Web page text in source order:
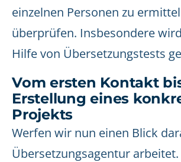
einzelnen Personen zu
überprüfen. Insbesondere
Hilfe von Übersetzungstests
Vom ersten Kontakt
Erstellung eines
Projekts
Werfen wir nun einen Blick
Übersetzungsagentur arbeitet.